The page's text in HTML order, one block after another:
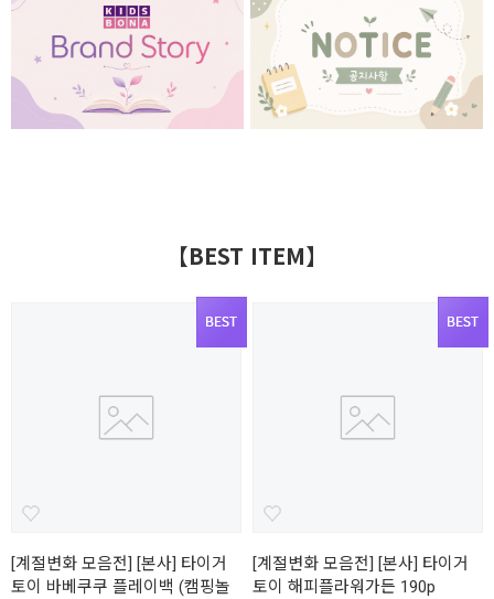
【BEST ITEM】
[계절변화 모음전] [본사] 타이거
토이 바베쿠쿠 플레이백 (캠핑놀
[계절변화 모음전] [본사] 타이거
토이 해피플라워가든 190p